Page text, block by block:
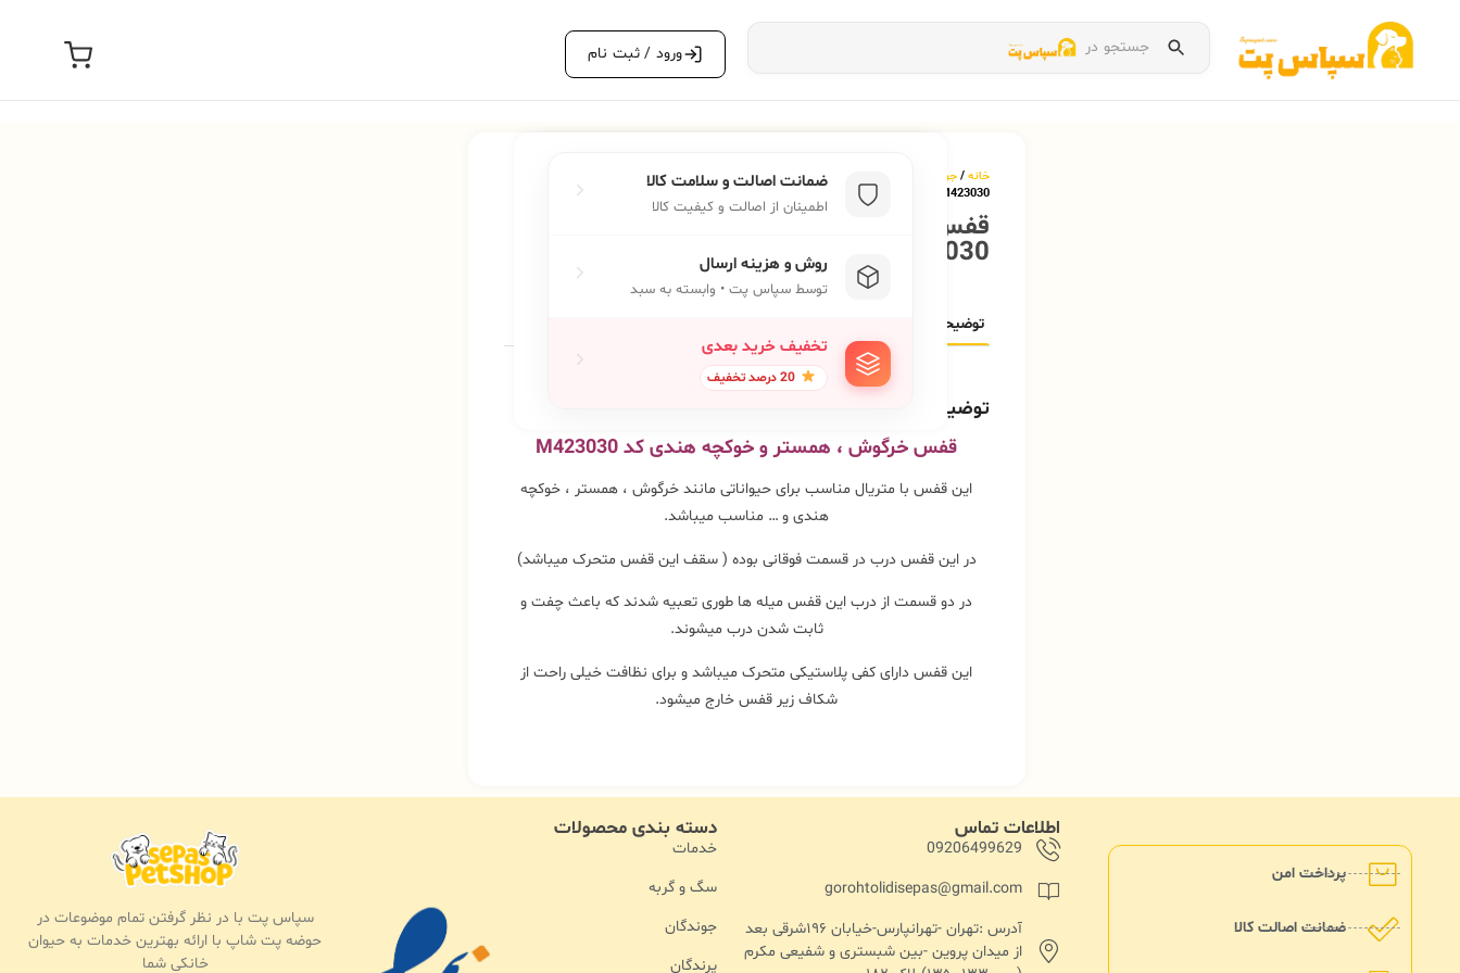
جستجو در ورود / ثبت نام
خانه /جوندگان باکس حمل و قفس جوندگان/ قفس خرگوش ، همستر و خوکچه هندی کد
M423030
قفس خرگوش ، همستر و خوکچه هندی کد
M423030
توضیحات
توضیحات
قفس خرگوش ، همستر و خوکچه هندیکد M423030
این قفس با متریال مناسب برای حیواناتی مانند خرگوش ، همستر ، خوکچه
هندی و … مناسب میباشد.
در این قفس درب در قسمت فوقانی بوده ( سقف این قفس متحرک میباشد)
در دو قسمت از درب این قفس میله ها طوری تعبیه شدند که باعث چفت و
ثابت شدن درب میشوند.
این قفس دارای کفی پلاستیکی متحرک میباشد و برای نظافت خیلی راحت از
شکاف زیر قفس خارج میشود.
ضمانت اصالت و سلامت کالا
اطمینان از اصالت و کیفیت کالا
روش و هزینه ارسال
توسط سپاس پت • وابسته به سبد
تخفیف خرید بعدی
20 درصد تخفیف
پرداخت امن
ضمانت اصالت کالا
اطلاعات تماس
09206499629
gorohtolidisepas@gmail.com
آدرس :تهران -تهرانپارس-خیابان ۱۹۶شرقی بعد
از میدان پروین -بین شبستری و شفیعی مکرم
دسته بندی محصولات
خدمات
سگ و گربه
جوندگان
پرندگان
سپاس پت با در نظر گرفتن تمام موضوعات در
حوضه پت شاپ با ارائه بهترین خدمات به حیوان
خانکی شما